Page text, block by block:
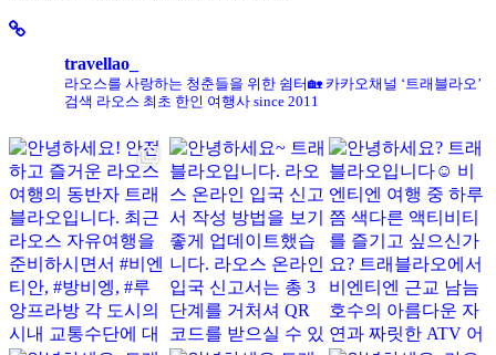
travellao_
라오스를 사랑하는 청춘들을 위한 쉼터🏡 카카오채널 ‘트래블라오’
검색 라오스 최초 한인 여행사 since 2011